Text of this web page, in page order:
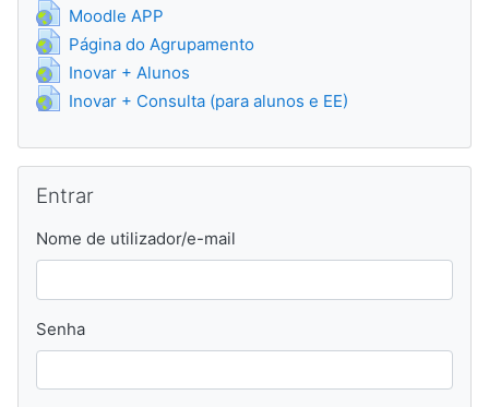
Moodle APP
Página do Agrupamento
Inovar + Alunos
Inovar + Consulta (para alunos e EE)
Entrar
Nome de utilizador/e-mail
Senha